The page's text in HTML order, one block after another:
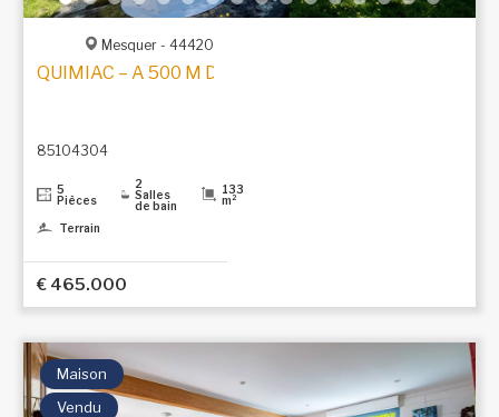
Mesquer - 44420
QUIMIAC – A 500 M DE LA PLAGE DE LANSÉRIA
85104304
5
Pièces
2
Salles
de bain
133
m²
Terrain
€ 465.000
Maison
Vendu